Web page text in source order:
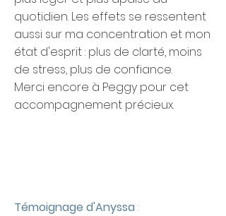
quotidien. Les effets se ressentent
aussi sur ma concentration et mon
état d'esprit : plus de clarté, moins
de stress, plus de confiance.
Merci encore à Peggy pour cet
accompagnement précieux.
Témoignage d'Anyssa :